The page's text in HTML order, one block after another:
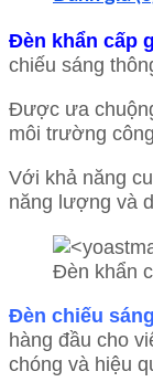
Đèn khẩn cấp
chiếu sáng
Được ưa
môi trường
Với khả năng
năng lượng và
Đèn khẩn
Đèn chiếu
hàng đầu cho
chóng và hiệu